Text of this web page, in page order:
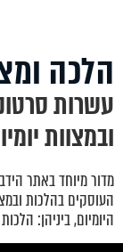
הלכה
עשרות
ובמצוות
מדור מיוחד באתר
העוסקים בהלכות
היומיום, ביניהן: